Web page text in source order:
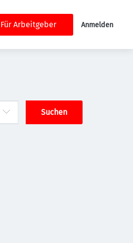
Für Arbeitgeber Anmelden
Suchen